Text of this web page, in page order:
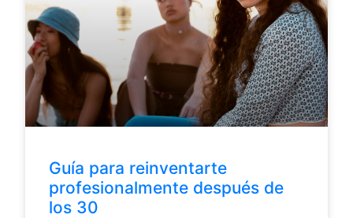
Guía para reinventarte
profesionalmente después de
los 30